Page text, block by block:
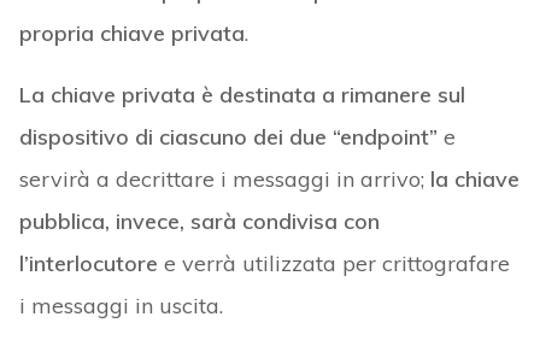
propria chiave privata.
La chiave privata è destinata a rimanere sul
dispositivo di ciascuno dei due “endpoint” e
servirà a decrittare i messaggi in arrivo; la chiave
pubblica, invece, sarà condivisa con
l’interlocutore e verrà utilizzata per crittografare
i messaggi in uscita.